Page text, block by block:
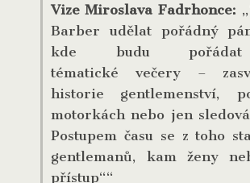
Vize Miroslava Fadrhonce:
Barber udělat pořádný
kde budu
tématické večery –
historie gentlemenství,
motorkách nebo jen
Postupem času se z toho
gentlemanů, kam ženy
přístup““